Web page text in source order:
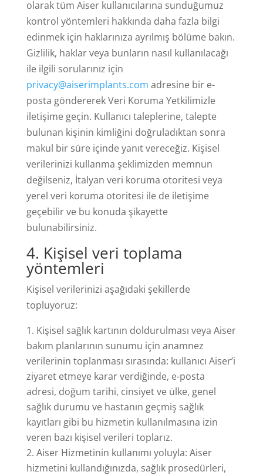
olarak tüm Aiser kullanıcılarına sunduğumuz
kontrol yöntemleri hakkında daha fazla bilgi
edinmek için haklarınıza ayrılmış bölüme bakın.
Gizlilik, haklar veya bunların nasıl kullanılacağı
ile ilgili sorularınız için
privacy@aiserimplants.com adresine bir e-
posta göndererek Veri Koruma Yetkilimizle
iletişime geçin. Kullanıcı taleplerine, talepte
bulunan kişinin kimliğini doğruladıktan sonra
makul bir süre içinde yanıt vereceğiz. Kişisel
verilerinizi kullanma şeklimizden memnun
değilseniz, İtalyan veri koruma otoritesi veya
yerel veri koruma otoritesi ile de iletişime
geçebilir ve bu konuda şikayette
bulunabilirsiniz.
4. Kişisel veri toplama
yöntemleri
Kişisel verilerinizi aşağıdaki şekillerde
topluyoruz:
Kişisel sağlık kartının doldurulması veya Aiser
bakım planlarının sunumu için anamnez
verilerinin toplanması sırasında: kullanıcı Aiser’i
ziyaret etmeye karar verdiğinde, e-posta
adresi, doğum tarihi, cinsiyet ve ülke, genel
sağlık durumu ve hastanın geçmiş sağlık
kayıtları gibi bu hizmetin kullanılmasına izin
veren bazı kişisel verileri toplarız.
Aiser Hizmetinin kullanımı yoluyla: Aiser
hizmetini kullandığınızda, sağlık prosedürleri,